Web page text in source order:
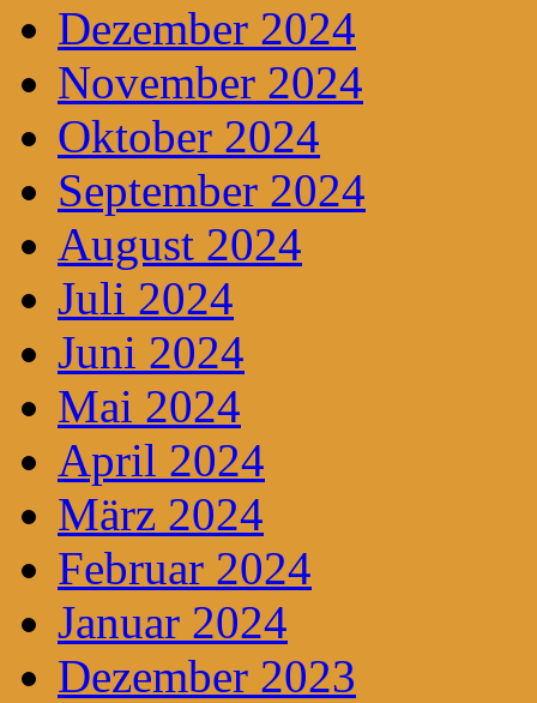
Dezember 2024
November 2024
Oktober 2024
September 2024
August 2024
Juli 2024
Juni 2024
Mai 2024
April 2024
März 2024
Februar 2024
Januar 2024
Dezember 2023